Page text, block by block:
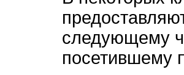
следующему
посетившему